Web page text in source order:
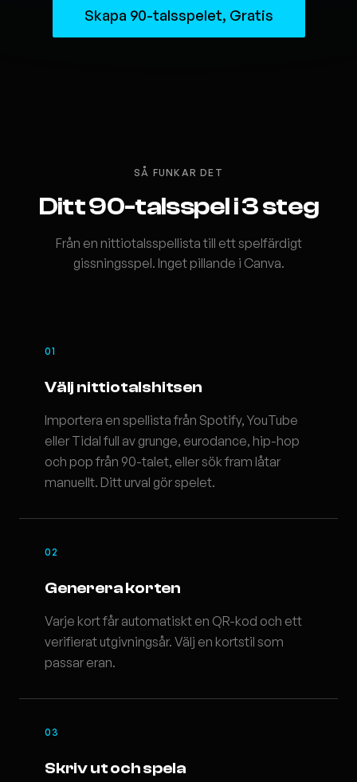
Skapa 90-talsspelet, Gratis
SÅ FUNKAR DET
Ditt 90-talsspel i 3 steg
Från en nittiotalsspellista till ett spelfärdigt
gissningsspel. Inget pillande i Canva.
01
Välj nittiotalshitsen
Importera en spellista från Spotify, YouTube
eller Tidal full av grunge, eurodance, hip-hop
och pop från 90-talet, eller sök fram låtar
manuellt. Ditt urval gör spelet.
02
Generera korten
Varje kort får automatiskt en QR-kod och ett
verifierat utgivningsår. Välj en kortstil som
passar eran.
03
Skriv ut och spela